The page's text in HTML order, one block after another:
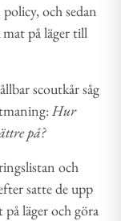
och sedan
på läger till
scoutkår såg
Hur
på?
och
satte de upp
läger och göra